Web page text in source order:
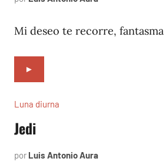
2002
Mi deseo te recorre, fantasma
►
Luna diurna
Jedi
por Luis Antonio Aura